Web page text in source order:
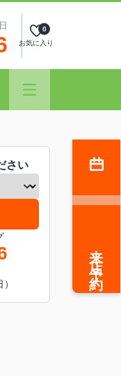
お気に入り
0
さい
来店予約